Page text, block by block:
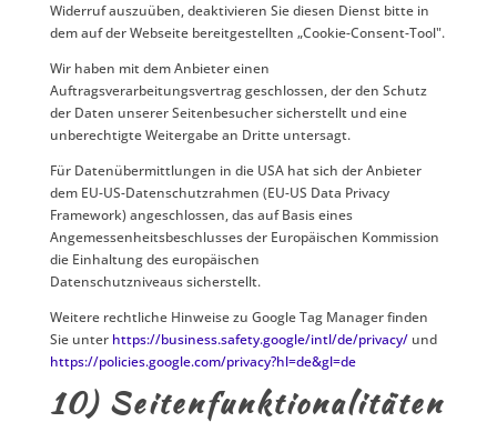
Widerruf auszuüben, deaktivieren Sie diesen Dienst bitte in
dem auf der Webseite bereitgestellten „Cookie-Consent-Tool".
Wir haben mit dem Anbieter einen
Auftragsverarbeitungsvertrag geschlossen, der den Schutz
der Daten unserer Seitenbesucher sicherstellt und eine
unberechtigte Weitergabe an Dritte untersagt.
Für Datenübermittlungen in die USA hat sich der Anbieter
dem EU-US-Datenschutzrahmen (EU-US Data Privacy
Framework) angeschlossen, das auf Basis eines
Angemessenheitsbeschlusses der Europäischen Kommission
die Einhaltung des europäischen
Datenschutzniveaus sicherstellt.
Weitere rechtliche Hinweise zu Google Tag Manager finden
Sie unter https://business.safety.google/intl/de/privacy/und
https://policies.google.com/privacy?hl=de&gl=de
10) Seitenfunktionalitäten